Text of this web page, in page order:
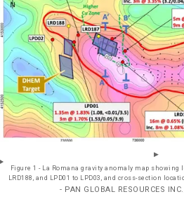
Figure 1 - La Romana gravity anomaly map
LRD188, and LPD01 to LPD03, and cross-section
- PAN GLOBAL RESOURCES